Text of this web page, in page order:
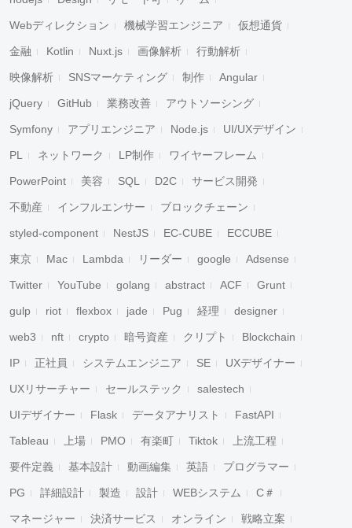
Webディレクション 機械学習エンジニア 仮想通貨
金融 Kotlin Nuxt.js 画像解析 行動解析
映像解析 SNSマーケティング 制作 Angular
jQuery GitHub 業務改善 アウトソーシング
Symfony アプリエンジニア Node.js UI/UXデザイン
PL ネットワーク LP制作 ワイヤーフレーム
PowerPoint 美容 SQL D2C サービス開発
不動産 インフルエンサー ブロックチェーン
styled-component NestJS EC-CUBE ECCUBE
東京 Mac Lambda リーダー google Adsense
Twitter YouTube golang abstract ACF Grunt
gulp riot flexbox jade Pug 経理 designer
web3 nft crypto 暗号資産 クリプト Blockchain
IP 正社員 システムエンジニア SE UXデザイナー
UXリサーチャー セールステック salestech
UIデザイナー Flask データアナリスト FastAPI
Tableau 上場 PMO 有楽町 Tiktok 上流工程
要件定義 基本設計 動画編集 英語 プログラマー
PG 詳細設計 製造 設計 WEBシステム C＃
マネージャー 決済サービス オンライン 戦略立案